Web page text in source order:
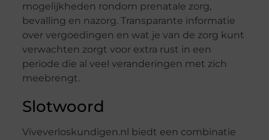
mogelijkheden rondom prenatale zorg,
bevalling en nazorg. Transparante informatie
over vergoedingen en wat je van de zorg kunt
verwachten zorgt voor extra rust in een
periode die al veel veranderingen met zich
meebrengt.
Slotwoord
Viveverloskundigen.nl biedt een combinatie